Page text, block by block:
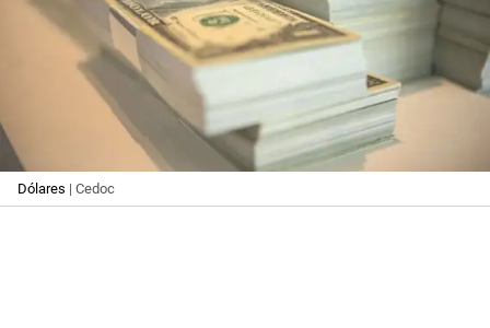
Dólares | Cedoc